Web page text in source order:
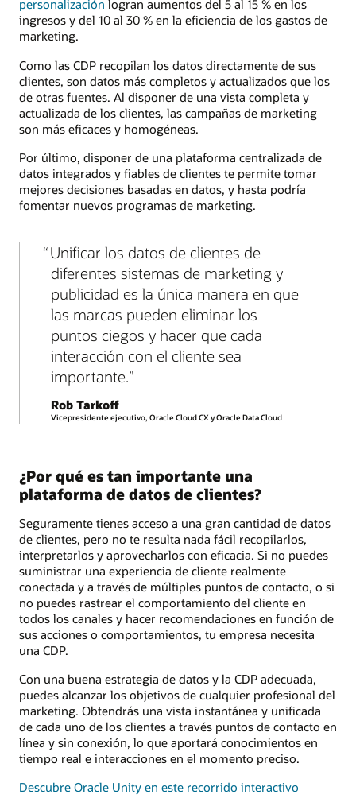
personalización logran aumentos del 5 al 15 % en los
ingresos y del 10 al 30 % en la eficiencia de los gastos de
marketing.
Como las CDP recopilan los datos directamente de sus
clientes, son datos más completos y actualizados que los
de otras fuentes. Al disponer de una vista completa y
actualizada de los clientes, las campañas de marketing
son más eficaces y homogéneas.
Por último, disponer de una plataforma centralizada de
datos integrados y fiables de clientes te permite tomar
mejores decisiones basadas en datos, y hasta podría
fomentar nuevos programas de marketing.
Unificar los datos de clientes de
diferentes sistemas de marketing y
publicidad es la única manera en que
las marcas pueden eliminar los
puntos ciegos y hacer que cada
interacción con el cliente sea
importante.
Rob Tarkoff
Vicepresidente ejecutivo, Oracle Cloud CX y Oracle Data Cloud
¿Por qué es tan importante una
plataforma de datos de clientes?
Seguramente tienes acceso a una gran cantidad de datos
de clientes, pero no te resulta nada fácil recopilarlos,
interpretarlos y aprovecharlos con eficacia. Si no puedes
suministrar una experiencia de cliente realmente
conectada y a través de múltiples puntos de contacto, o si
no puedes rastrear el comportamiento del cliente en
todos los canales y hacer recomendaciones en función de
sus acciones o comportamientos, tu empresa necesita
una CDP.
Con una buena estrategia de datos y la CDP adecuada,
puedes alcanzar los objetivos de cualquier profesional del
marketing. Obtendrás una vista instantánea y unificada
de cada uno de los clientes a través puntos de contacto en
línea y sin conexión, lo que aportará conocimientos en
tiempo real e interacciones en el momento preciso.
Descubre Oracle Unity en este recorrido interactivo